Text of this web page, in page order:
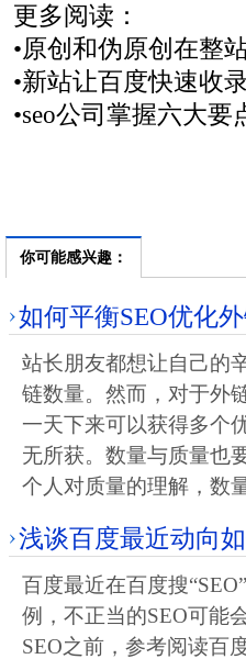
更多阅读：
•原创和伪原创在整
•新站让百度快速收
•seo公司掌握六大
你可能感兴趣：
如何平衡SEO优化
站长朋友都想让自己的
链数量。然而，对于外
一天下来可以获得多个
无所获。数量与质量也
个人对质量的理解，数
浅谈百度最近动向
百度最近在百度搜
例，不正当的SEO可能
SEO之前，参考阅读百